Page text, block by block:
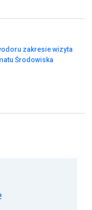
zakresiewizyta
Środowiska